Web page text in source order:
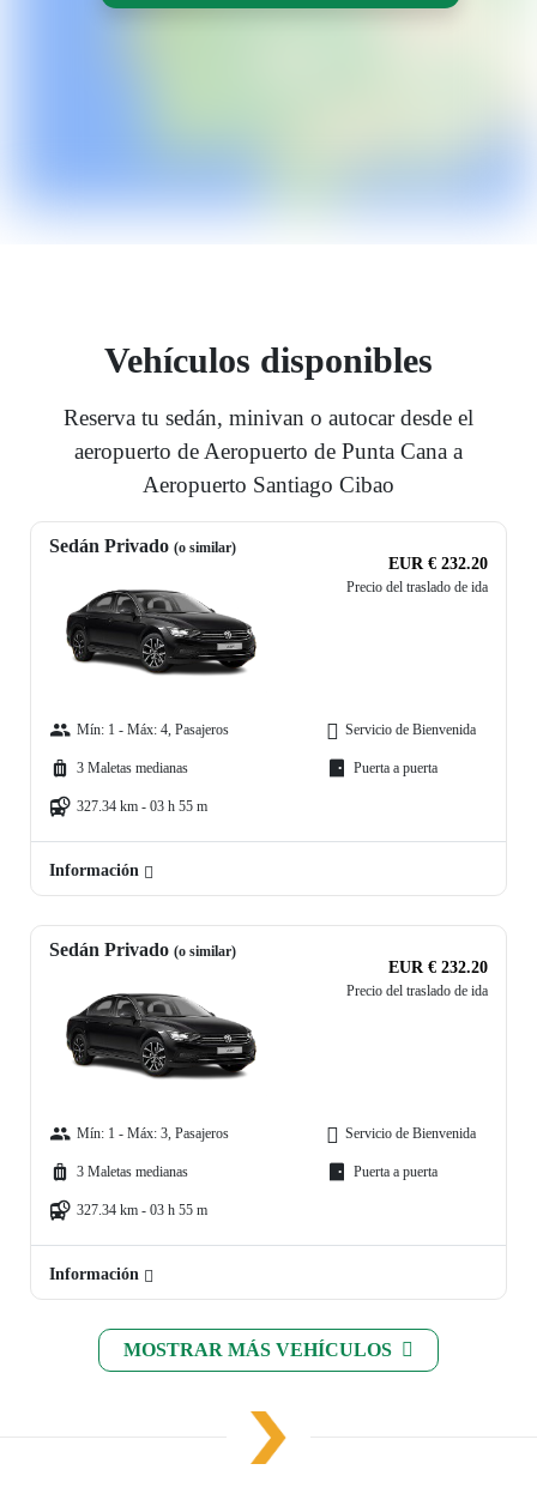
Vehículos disponibles
Reserva tu sedán, minivan o autocar desde el
aeropuerto de Aeropuerto de Punta Cana a
Aeropuerto Santiago Cibao
Sedán Privado (o similar)
EUR € 232.20
Precio del traslado de ida
Mín: 1 - Máx: 4, Pasajeros
3 Maletas medianas
327.34 km - 03 h 55 m
Servicio de Bienvenida
Puerta a puerta
Información
Sedán Privado (o similar)
EUR € 232.20
Precio del traslado de ida
Mín: 1 - Máx: 3, Pasajeros
3 Maletas medianas
327.34 km - 03 h 55 m
Servicio de Bienvenida
Puerta a puerta
Información
MOSTRAR MÁS VEHÍCULOS